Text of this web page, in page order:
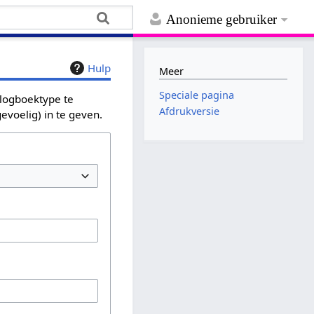
Anonieme gebruiker
Hulp
te
in te geven.
Meer
Speciale pagina
Afdrukversie